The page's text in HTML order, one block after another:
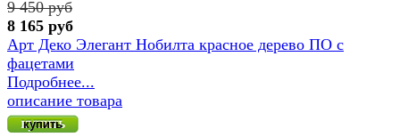
9 450 руб
8 165 руб
Арт Деко Элегант Нобилта красное дерево ПО с
фацетами
Подробнее...
описание товара